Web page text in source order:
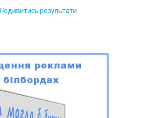
Подивитись результати